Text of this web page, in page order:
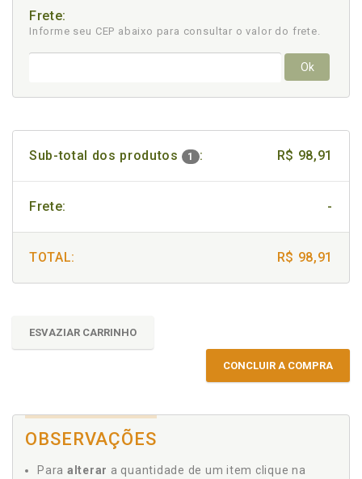
Frete:
Informe seu CEP abaixo para consultar o valor do frete.
Ok
Sub-total dos produtos 1 : R$ 98,91
Frete: -
TOTAL: R$ 98,91
ESVAZIAR CARRINHO
CONCLUIR A COMPRA
OBSERVAÇÕES
Para alterar a quantidade de um item clique na